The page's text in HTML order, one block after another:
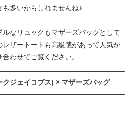
多いかもしれませんね♪
なリュックもマザーズバッグとして
レザートートも高級感があって人気が
わせてご覧ください。
ジェイコブス) × マザーズバッグ